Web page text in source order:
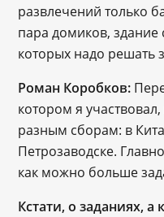
развлечений только
пара домиков, здание
которых надо решать
Роман Коробков:
котором я
разным сборам: в
Петрозаводске.
как можно больше
Кстати, о заданиях,